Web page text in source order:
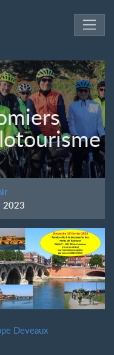
2023
Deveaux